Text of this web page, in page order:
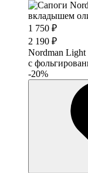
1 750 ₽
2 190 ₽
Nordman Light
c
-20%